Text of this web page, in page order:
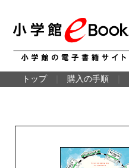
トップ 購入の手順